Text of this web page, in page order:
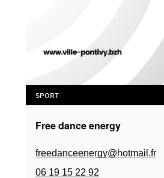
SPORT
Free dance energy
freedanceenergy@hotmail.fr
06 19 15 22 92